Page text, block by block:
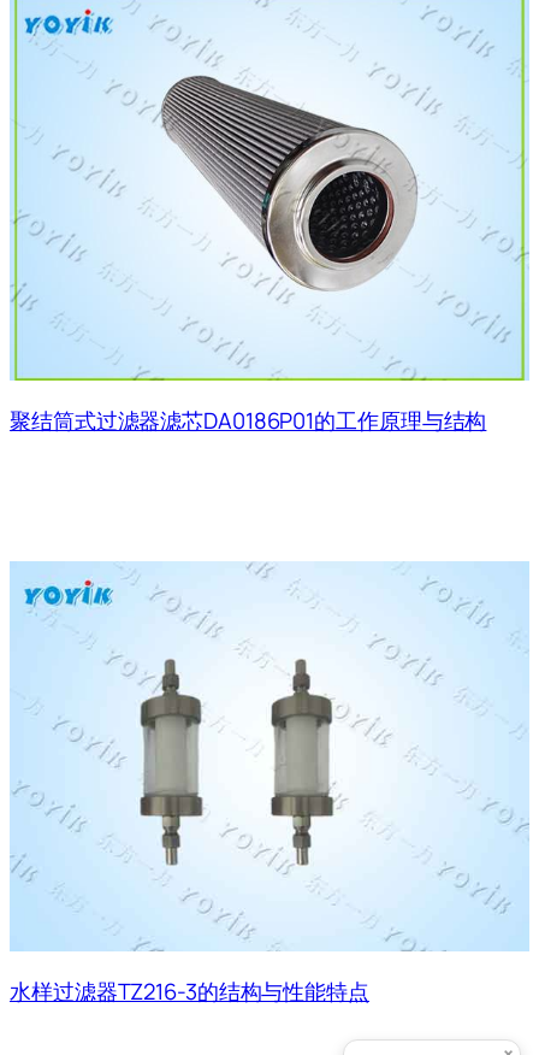
聚结筒式过滤器滤芯DA0186P01的工作原理与结构
水样过滤器TZ216-3的结构与性能特点